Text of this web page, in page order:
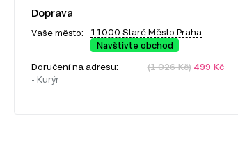
Doprava
Vaše město:
11000 Staré Město Praha
Navštivte obchod
Doručení na adresu:
- Kurýr
(1 026 Kč)499 Kč